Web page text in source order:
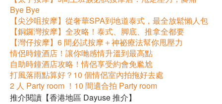
Bye Bye
【尖沙咀按摩】從奢華SPA到地道泰式，最全放鬆懶人包
【銅鑼灣按摩】全攻略！泰式、脚底、推拿全都要
【灣仔按摩】6 間必試按摩＋神祕療法幫你甩壓力
情侶時鐘酒店！讓你哋感情升溫到最高點
自助時鐘酒店攻略！情侶享受約會免尷尬
打風落雨點算好？10 個情侶室內拍拖好去處
2 人 Party room ！10 間適合拍 Party room
推介閱讀【香港地區 Dayuse 推介】